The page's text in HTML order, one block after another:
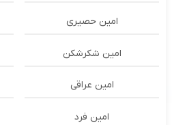
امین حصیری
امین شکرشکن
امین عراقی
امین فرد